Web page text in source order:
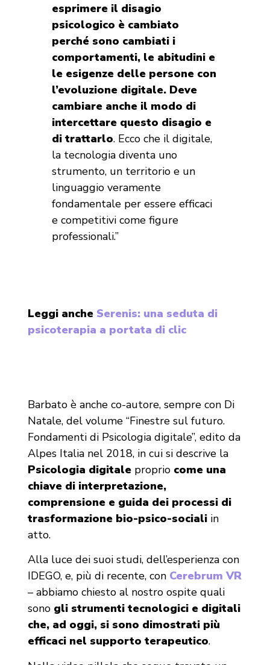
esprimere il disagio
psicologico è cambiato
perché sono cambiati i
comportamenti, le abitudini e
le esigenze delle persone con
l’evoluzione digitale. Deve
cambiare anche il modo di
intercettare questo disagio e
di trattarlo. Ecco che il digitale,
la tecnologia diventa uno
strumento, un territorio e un
linguaggio veramente
fondamentale per essere efficaci
e competitivi come figure
professionali.”
Leggi anche Serenis: una seduta di
psicoterapia a portata di clic
Barbato è anche co-autore, sempre con Di
Natale, del volume “Finestre sul futuro.
Fondamenti di Psicologia digitale”, edito da
Alpes Italia nel 2018, in cui si descrive la
Psicologia digitaleproprio come una
chiave di interpretazione,
comprensione e guida dei processi di
trasformazione bio-psico-socialiin
atto.
Alla luce dei suoi studi, dell’esperienza con
IDEGO, e, più di recente, con Cerebrum VR
– abbiamo chiesto al nostro ospite quali
sono gli strumenti tecnologici e digitali
che, ad oggi, si sono dimostrati più
efficaci nel supporto terapeutico.